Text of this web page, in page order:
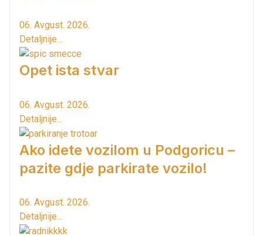
06. Avgust. 2026.
Detaljnije...
Opet ista stvar
06. Avgust. 2026.
Detaljnije...
Ako idete vozilom u Podgoricu –
pazite gdje parkirate vozilo!
06. Avgust. 2026.
Detaljnije...